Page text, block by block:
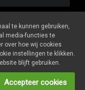
De Markt Online
LOGIN
te kunnen gebruiken,
media-functies te
over hoe wij cookies
instellingen te klikken.
blijft gebruiken.
Accepteer cookies